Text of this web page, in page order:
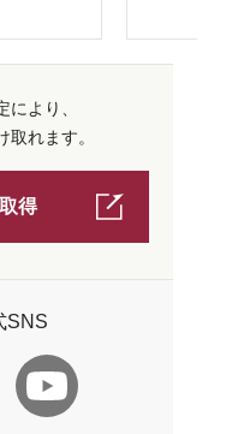
により、
れます。
得
SNS